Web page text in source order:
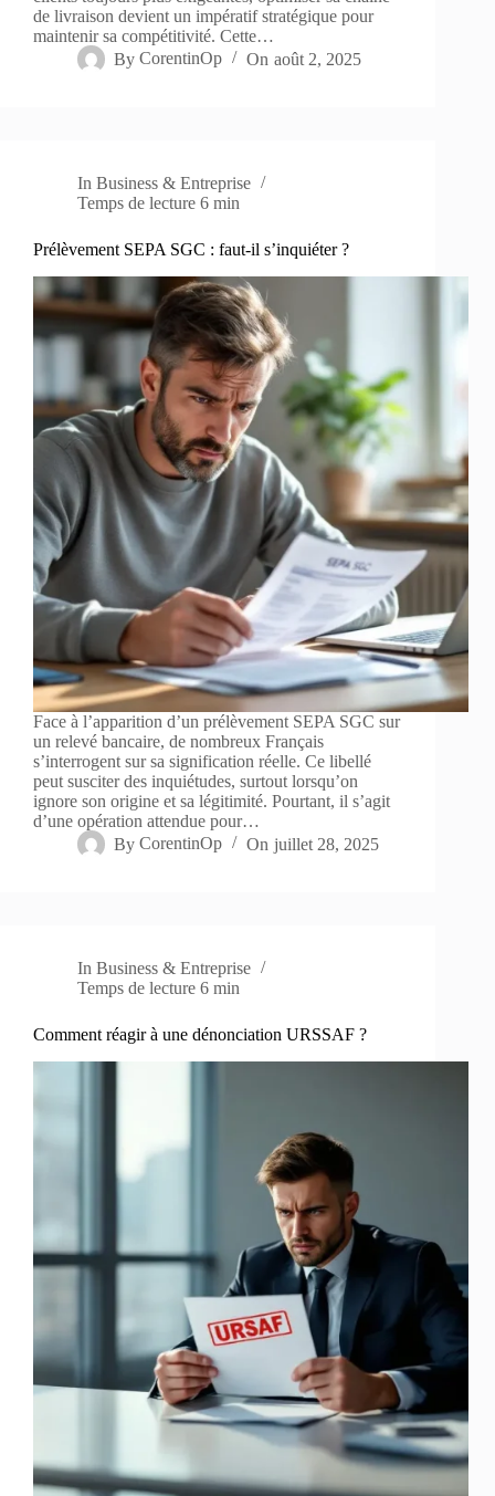
de livraison devient un impératif stratégique pour
maintenir sa compétitivité. Cette…
By CorentinOp On août 2, 2025
In Business & Entreprise
Temps de lecture 6 min
Prélèvement SEPA SGC : faut-il s’inquiéter ?
Face à l’apparition d’un prélèvement SEPA SGC sur
un relevé bancaire, de nombreux Français
s’interrogent sur sa signification réelle. Ce libellé
peut susciter des inquiétudes, surtout lorsqu’on
ignore son origine et sa légitimité. Pourtant, il s’agit
d’une opération attendue pour…
By CorentinOp On juillet 28, 2025
In Business & Entreprise
Temps de lecture 6 min
Comment réagir à une dénonciation URSSAF ?